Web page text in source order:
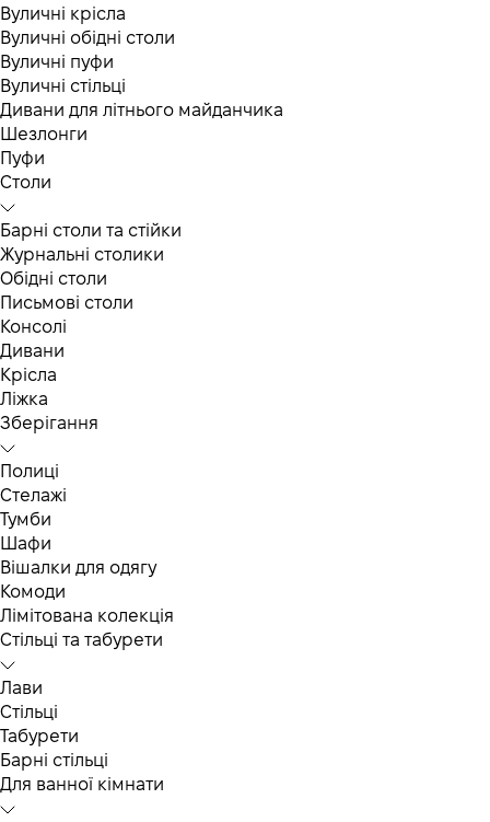
Вуличні крісла
Вуличні обідні столи
Вуличні пуфи
Вуличні стільці
Дивани для літнього майданчика
Шезлонги
Пуфи
Столи
Барні столи та стійки
Журнальні столики
Обідні столи
Письмові столи
Консолі
Дивани
Крісла
Ліжка
Зберігання
Полиці
Стелажі
Тумби
Шафи
Вішалки для одягу
Комоди
Лімітована колекція
Стільці та табурети
Лави
Стільці
Табурети
Барні стільці
Для ванної кімнати